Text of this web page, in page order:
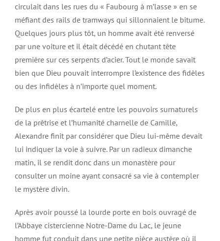
circulait dans les rues du « Faubourg à m’lasse » en se
méfiant des rails de tramways qui sillonnaient le bitume.
Quelques jours plus tôt, un homme avait été renversé
par une voiture et il était décédé en chutant tête
première sur ces serpents d’acier. Tout le monde savait
bien que Dieu pouvait interrompre l’existence des fidèles
ou des infidèles à n’importe quel moment.
De plus en plus écartelé entre les pouvoirs surnaturels
de la prêtrise et l’humanité charnelle de Camille,
Alexandre finit par considérer que Dieu lui-même devait
lui indiquer la voie à suivre. Par un radieux dimanche
matin, il se rendit donc dans un monastère pour
consulter un moine ayant consacré sa vie à contempler
le mystère divin.
Après avoir poussé la lourde porte en bois ouvragé de
l’Abbaye cistercienne Notre-Dame du Lac, le jeune
homme fut conduit dans une petite pièce austère où il